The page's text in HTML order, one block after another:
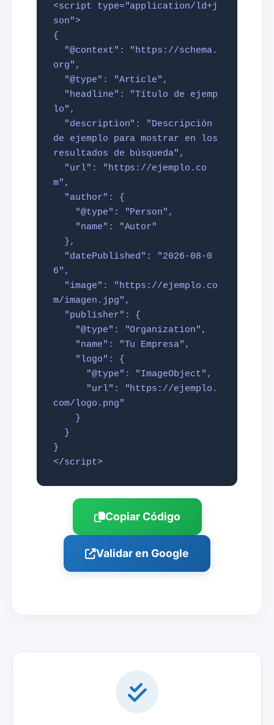
<script type="application/ld+j
son">
{
org",
lo",
de ejemplo para mostrar en los
resultados de búsqueda",
m",
6",
m/imagen.jpg",
com/logo.png"
}
</script>
Copiar Código
Validar en Google